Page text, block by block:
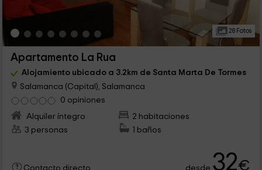
28 Fotos
Apartamento La Rua
Alojamiento ubicado a 3.2km de Santa Marta De Tormes
Salamanca (Capital), Salamanca
0 opiniones
Alquiler íntegro
2 habitaciones
3 personas
1 baños
Contacto directo
desde 32€